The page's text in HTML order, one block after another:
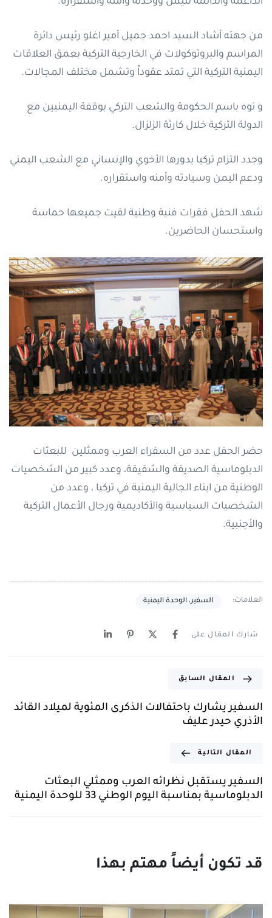
من جهته أشاد السيد احمد جميل أمير اغلو رئيس دائرة
المراسم والبروتوكولات في الخارجية التركية بعمق العلاقات
اليمنية التركية التي تمتد عقوداً وتشمل مختلف المجالات.
و نوه باسم الحكومة والشعب التركي بوقفة اليمنيين مع
الدولة التركية خلال كارثة الزلزال.
وجدد التزام تركيا بدورها الأخوي والإنساني مع الشعب اليمني
ودعم اليمن وسيادته وأمنه واستقراره.
شهد الحفل فقرات فنية وطنية لقيت جميعها حماسة
واستحسان الحاضرين.
حضر الحفل عدد من السفراء العرب وممثلين للبعثات
الدبلوماسية الصديقة والشقيقة، وعدد كبير من الشخصيات
الوطنية من ابناء الجالية اليمنية في تركيا ، وعدد من
الشخصيات السياسية والأكاديمية ورجال الأعمال التركية
والأجنبية.
العلامات: السفير، الوحدة اليمنية
شارك المقال على
المقال السابق
السفير يشارك باحتفالات الذكرى المئوية لميلاد القائد
الأذري حيدر عليف
المقال التالية
السفير يستقبل نظرائه العرب وممثلي البعثات
الدبلوماسية بمناسبة اليوم الوطني 33 للوحدة اليمنية